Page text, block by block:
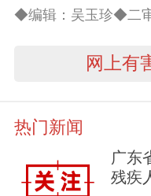
◆编辑：吴玉珍◆二
网上有
热门新闻
广东
残疾